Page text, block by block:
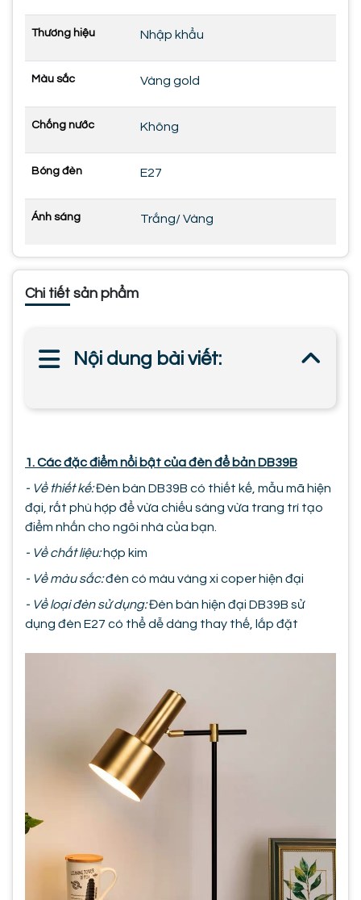
Thương hiệu Nhập khẩu
Màu sắc Vàng gold
Chống nước Không
Bóng đèn E27
Ánh sáng Trắng/ Vàng
Chi tiết sản phẩm
Nội dung bài viết:
1. Các đặc điểm nổi bật của đèn để bản DB39B
- Về thiết kế:Đèn bàn DB39B có thiết kế, mẫu mã hiện
đại, rất phù hợp để vừa chiếu sáng vừa trang trí tạo
điểm nhấn cho ngôi nhà của bạn.
- Về chất liệu:hợp kim
- Về màu sắc:đèn có màu vàng xi coper hiện đại
- Về loại đèn sử dụng:Đèn bàn hiện đại DB39B sử
dụng đèn E27 có thể dễ dàng thay thế, lắp đặt